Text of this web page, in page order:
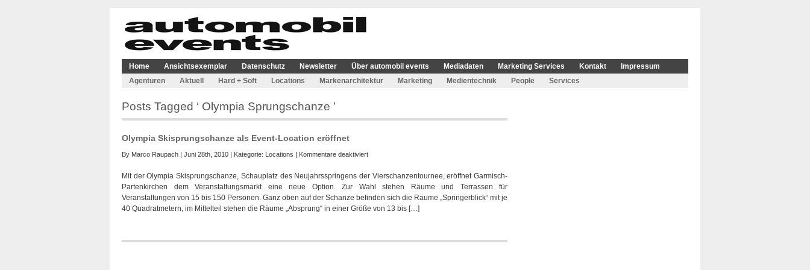
Home Ansichtsexemplar Datenschutz Newsletter Über automobil events Mediadaten Marketing Services Kontakt
Impressum
Agenturen
Aktuell Hard + Soft Locations Markenarchitektur Marketing Medientechnik People Services
Posts Tagged ‘ Olympia Sprungschanze ’
Olympia Skisprungschanze als Event-Location eröffnet
By Marco Raupach | Juni 28th, 2010 | Kategorie: Locations | Kommentare deaktiviertfür
Skisprungschanze
als
Event-
Location
Mit der Olympia Skisprungschanze, Schauplatz des Neujahrsspringens der Vierschanzentournee, eröffnet Garmisch-
Partenkirchen dem Veranstaltungsmarkt eine neue Option. Zur Wahl stehen Räume und Terrassen für
Veranstaltungen von 15 bis 150 Personen. Ganz oben auf der Schanze befinden sich die Räume „Springerblick“ mit je
40 Quadratmetern, im Mittelteil stehen die Räume „Absprung“ in einer Größe von 13 bis […]